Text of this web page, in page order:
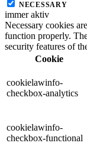
NECESSARY
immer aktiv
Necessary cookies
function properly.
security features of
Cookie
cookielawinfo-
checkbox-analytics
cookielawinfo-
checkbox-functional